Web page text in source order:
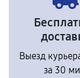
Выезд
за 30